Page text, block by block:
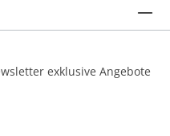
exklusive Angebote